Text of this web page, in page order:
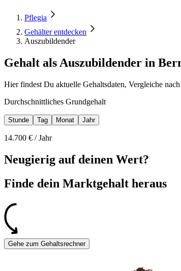
Pflegia
Gehälter entdecken
Auszubildender
Gehalt als Auszubildender in
Hier findest Du aktuelle Gehaltsdaten, Vergleiche
Durchschnittliches Grundgehalt
Stunde Tag Monat Jahr
14.700 € /Jahr
Neugierig auf deinen Wert?
Finde dein Marktgehalt heraus
Gehe zum Gehaltsrechner